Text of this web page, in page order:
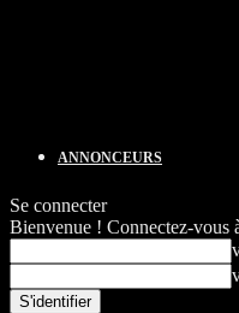
ANNONCEURS
Se connecter
Bienvenue ! Connectez-vous